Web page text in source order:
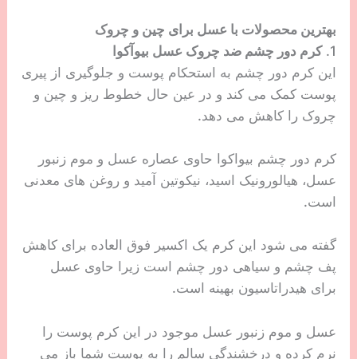
بهترین محصولات با عسل برای چین و چروک
1. کرم دور چشم ضد چروک عسل بیوآکوا
این کرم دور چشم به استحکام پوست و جلوگیری از پیری
پوست کمک می کند و در عین حال خطوط ریز و چین و
چروک را کاهش می دهد.
کرم دور چشم بیواکوا حاوی عصاره عسل و موم زنبور
عسل، هیالورونیک اسید، نیکوتین آمید و روغن های معدنی
است.
گفته می شود این کرم یک اکسیر فوق العاده برای کاهش
پف چشم و سیاهی دور چشم است زیرا حاوی عسل
برای هیدراتاسیون بهینه است.
عسل و موم زنبور عسل موجود در این کرم پوست را
نرم کرده و درخشندگی سالم را به پوست شما باز می